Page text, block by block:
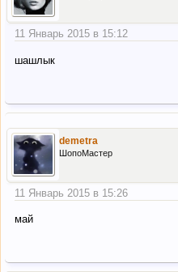
11 Январь 2015 в 15:12
шашлык
demetra
ШопоМастер
11 Январь 2015 в 15:26
май